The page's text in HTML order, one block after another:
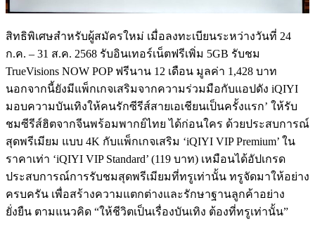
สิทธิพิเศษสำหรับผู้สมัครใหม่ เมื่อลงทะเบียนระหว่างวันที่ 24
ก.ค. – 31 ส.ค. 2568 รับอินเทอร์เน็ตฟรีเพิ่ม 5GB รับชม
TrueVisions NOW POP ฟรีนาน 12 เดือน มูลค่า 1,428 บาท
นอกจากนี้ยังมีแพ็กเกจเสริมจากความร่วมมือกับแอปดัง iQIYI
มอบความบันเทิงให้คนรักซีรีส์สายเอเชียนเป็นครั้งแรก’ ให้รับ
ชมซีรีส์ฮิตจากจีนพร้อมพากย์ไทย ได้ก่อนใคร ด้วยประสบการณ์
สุดพรีเมียม แบบ 4K กับแพ็กเกจเสริม ‘iQIYI VIP Premium’ ใน
ราคาเท่า ‘iQIYI VIP Standard’ (119 บาท) เหมือนได้อัปเกรด
ประสบการณ์การรับชมสุดพรีเมียมที่ทรูเท่านั้น ทรูจัดมาให้อย่าง
ครบครัน เพื่อสร้างความแตกต่างและรักษาฐานลูกค้าอย่าง
ยั่งยืน ตามแนวคิด “ให้ชีวิตเป็นเรื่องบันเทิง ต้องที่ทรูเท่านั้น”